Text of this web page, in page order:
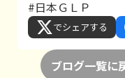
#日本ＧＬＰ
でシェアする
ブログ一覧に